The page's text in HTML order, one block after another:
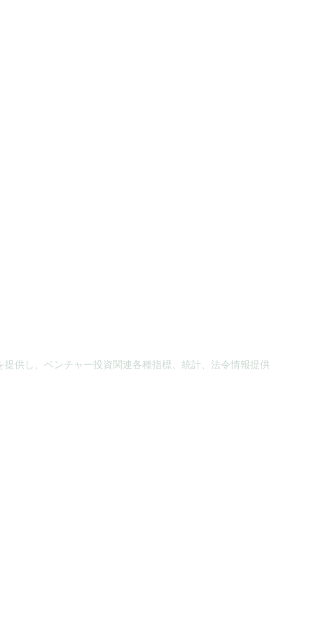
供し、ベンチャー投資関連各種指標、統計、法令情報提供